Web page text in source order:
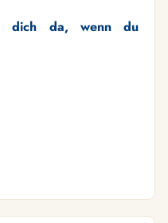
dich da, wenn du